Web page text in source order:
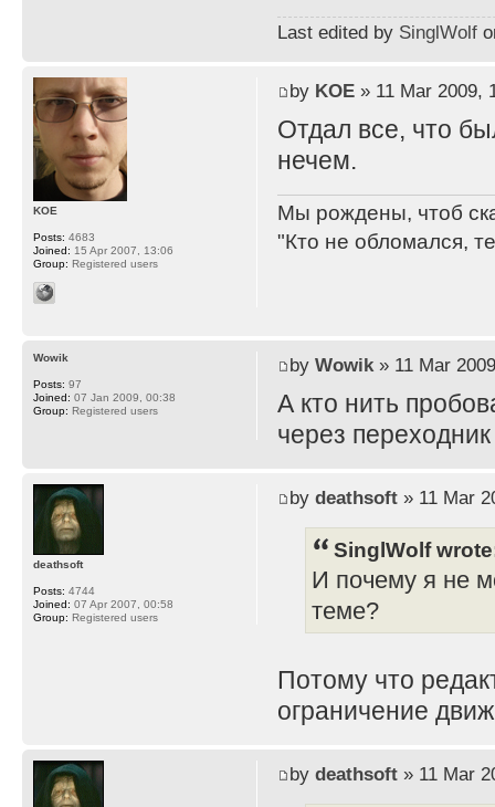
Last edited by SinglWolf
by KOE» 11 Mar 2009,
Отдал все, что
нечем.
Мы рождены, чтоб
"Кто не обломался,
KOE
Posts: 4683
Joined: 15 Apr 2007, 13:06
Group: Registered users
by Wowik» 11 Mar
А кто нить
через
Wowik
Posts: 97
Joined: 07 Jan 2009, 00:38
Group: Registered users
by deathsoft» 11 Mar
SinglWolf
И почему я не
теме?
Потому что
ограничение
deathsoft
Posts: 4744
Joined: 07 Apr 2007, 00:58
Group: Registered users
by deathsoft» 11 Mar